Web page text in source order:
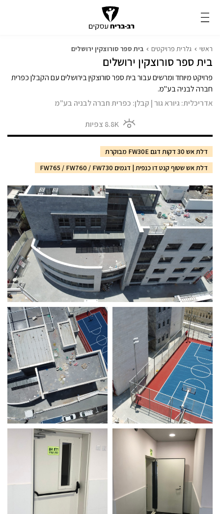
ראשי גלרית פרויקטים בית ספר סורוצקין ירושלים
בית ספר סורוצקין ירושלים
פרויקט מיוחד ומרשים עבור בית ספר סורוצקין בירושלים עם הקבלן כפרית
חברה לבניה בע"מ.
אדריכלית:גיורא גור| קבלן: כפרית חברה לבניה בע"מ
8.8K צפיות
דלת אש 30 דקות דגם FW30E מבוקרת
דלת אש שטוף קנט דו כנפית | דגמים FW765 / FW760 / FW730
מודול 1
מודול 1
מודול 1